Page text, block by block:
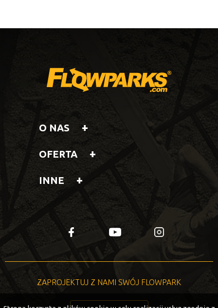
O NAS
OFERTA
INNE
yt insta
ZAPROJEKTUJ Z NAMI SWÓJ FLOWPARK